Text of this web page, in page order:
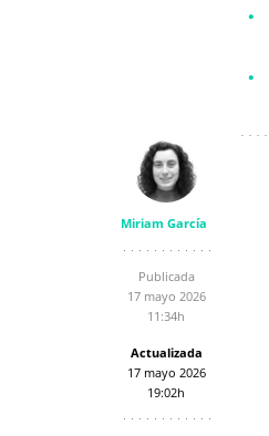
Miriam García
Publicada
17 mayo 2026
11:34h
Actualizada
17 mayo 2026
19:02h